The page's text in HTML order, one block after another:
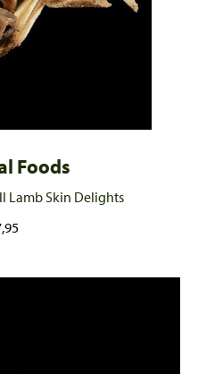
Foods
Lamb Skin Delights